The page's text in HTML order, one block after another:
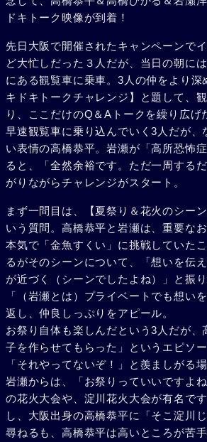
ドキトーク映像が到着！
先日大阪で開催されたキャンペーンで
ど大忙しだった３人だが、当日の朝に
にある観覧車に乗車。3人の仲をより深
キドキトークチャレンジ】と題して、
り、ここだけのQ＆Aトークを繰り広げ
早速観覧車に乗り込んでいく3人だが、
い表情の高橋恭平。岩瀬が「高所恐怖
ると、「全然余裕です。ただ一周する
がりながらチャレンジがスタート。
まず一問目は、【夏祭り＆花火のシー
いう質問。高橋恭平と岩瀬は、重要な
本気で「金魚すくい」に挑戦していた
るがそのシーンについて、「想いを伝
が近づく（シーンでしたよね）」と振
「（岩瀬とは）プライベートでも想い
返し、仲良しっぷりをアピール。
お祭り自体も楽しんだという3人だが、
子を作らせてもらった」というエピソ
「それやってないぞ！」と羨ましがる
岩瀬からは、「お祭りっていいですよ
の花火大会や、淀川花火大会が有名で
し、大阪出身の高橋恭平に「そこ淀川
尋ねるも、高橋恭平は高いところが苦